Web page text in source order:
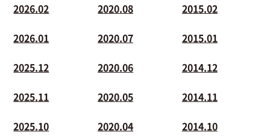
2026.02
2026.01
2025.12
2025.11
2025.10
2020.08
2020.07
2020.06
2020.05
2020.04
2015.02
2015.01
2014.12
2014.11
2014.10